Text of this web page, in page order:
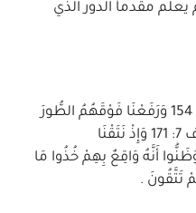
مقدماً الدور الذي
س 190: جاء في سورة النساء 4: 154 وَرَفَعْنَا فَوْقَهُمُ الطُّورَ
بِمِيَثاقِهِمْ . وجاء في سورة الأعراف 7: 171 وَإِذْ نَتَقْنَا
أَنَّهُ وَاقِعٌ بِهِمْ خُذُوا مَا
تَتَّقُونَ .